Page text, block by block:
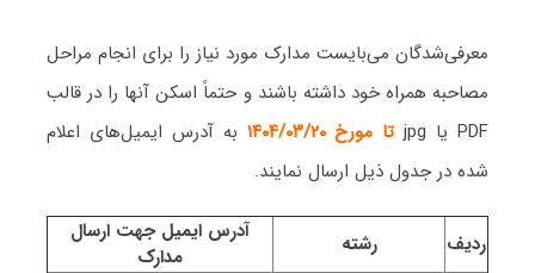
معرفی‌شدگان می‌بایست مدارک مورد نیاز را برای انجام مراحل
مصاحبه همراه خود داشته باشند و حتماً اسکن آنها را در قالب
PDF یا jpg
تا مورخ ۱۴۰۴/۰۳/۲۰
به آدرس ایمیل‌های اعلام
شده در جدول ذیل ارسال نمایند.
ردیف رشته
آدرس ایمیل جهت ارسال
مدارک